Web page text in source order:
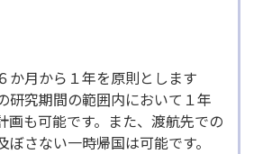
か月から１年を原則とします
研究期間の範囲内において１年
画も可能です。また、渡航先での
さない一時帰国は可能です。